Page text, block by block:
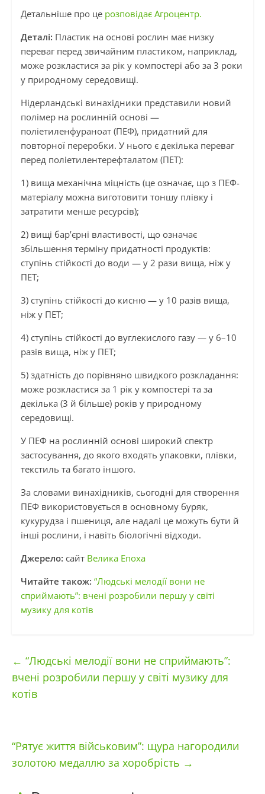
Детальніше про це розповідає Агроцентр.
Деталі: Пластик на основі рослин має низку
переваг перед звичайним пластиком, наприклад,
може розкластися за рік у компостері або за 3 роки
у природному середовищі.
Нідерландські винахідники представили новий
полімер на рослинній основі —
поліетиленфураноат (ПЕФ), придатний для
повторної переробки. У нього є декілька переваг
перед поліетилентерефталатом (ПЕТ):
1) вища механічна міцність (це означає, що з ПЕФ-
матеріалу можна виготовити тоншу плівку і
затратити менше ресурсів);
2) вищі бар’єрні властивості, що означає
збільшення терміну придатності продуктів:
ступінь стійкості до води — у 2 рази вища, ніж у
ПЕТ;
3) ступінь стійкості до кисню — у 10 разів вища,
ніж у ПЕТ;
4) ступінь стійкості до вуглекислого газу — у 6–10
разів вища, ніж у ПЕТ;
5) здатність до порівняно швидкого розкладання:
може розкластися за 1 рік у компостері та за
декілька (3 й більше) років у природному
середовищі.
У ПЕФ на рослинній основі широкий спектр
застосування, до якого входять упаковки, плівки,
текстиль та багато іншого.
За словами винахідників, сьогодні для створення
ПЕФ використовується в основному буряк,
кукурудза і пшениця, але надалі це можуть бути й
інші рослини, і навіть біологічні відходи.
Джерело: сайт Велика Епоха
Читайте також: “Людські мелодії вони не
сприймають”: вчені розробили першу у світі
музику для котів
← “Людські мелодії вони не сприймають”:
вчені розробили першу у світі музику для
котів
“Рятує життя військовим”: щура нагородили
золотою медаллю за хоробрість →